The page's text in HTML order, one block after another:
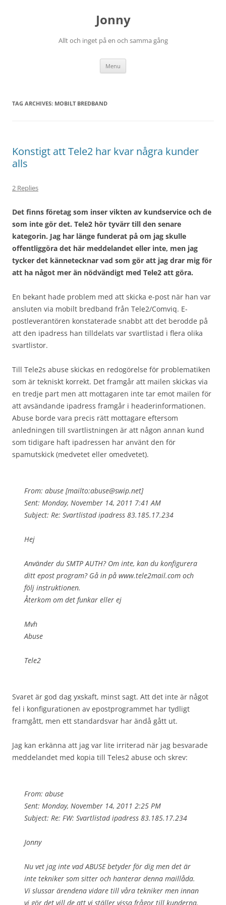
Jonny
Allt och inget på en och samma gång
Menu
TAG ARCHIVES: MOBILT BREDBAND
Konstigt att Tele2 har kvar några kunder
alls
2 Replies
Det finns företag som inser vikten av kundservice och de
som inte gör det. Tele2 hör tyvärr till den senare
kategorin. Jag har länge funderat på om jag skulle
offentliggöra det här meddelandet eller inte, men jag
tycker det kännetecknar vad som gör att jag drar mig för
att ha något mer än nödvändigt med Tele2 att göra.
En bekant hade problem med att skicka e-post när han var
ansluten via mobilt bredband från Tele2/Comviq. E-
postleverantören konstaterade snabbt att det berodde på
att den ipadress han tilldelats var svartlistad i flera olika
svartlistor.
Till Tele2s abuse skickas en redogörelse för problematiken
som är tekniskt korrekt. Det framgår att mailen skickas via
en tredje part men att mottagaren inte tar emot mailen för
att avsändande ipadress framgår i headerinformationen.
Abuse borde vara precis rätt mottagare eftersom
anledningen till svartlistningen är att någon annan kund
som tidigare haft ipadressen har använt den för
spamutskick (medvetet eller omedvetet).
From: abuse [mailto:abuse@swip.net]
Sent: Monday, November 14, 2011 7:41 AM
Subject: Re: Svartlistad ipadress 83.185.17.234
Hej
Använder du SMTP AUTH? Om inte, kan du konfigurera
ditt epost program? Gå in på www.tele2mail.com och
följ instruktionen.
Återkom om det funkar eller ej
Mvh
Abuse
Tele2
Svaret är god dag yxskaft, minst sagt. Att det inte är något
fel i konfigurationen av epostprogrammet har tydligt
framgått, men ett standardsvar har ändå gått ut.
Jag kan erkänna att jag var lite irriterad när jag besvarade
meddelandet med kopia till Teles2 abuse och skrev:
From: abuse
Sent: Monday, November 14, 2011 2:25 PM
Subject: Re: FW: Svartlistad ipadress 83.185.17.234
Jonny
Nu vet jag inte vad ABUSE betyder för dig men det är
inte tekniker som sitter och hanterar denna maillåda.
Vi slussar ärendena vidare till våra tekniker men innan
vi gör det vill de att vi ställer vissa frågor till kunderna.